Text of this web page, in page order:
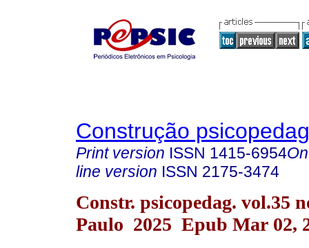
Construção
Print version ISSN 1415-6954
line version ISSN 2175-3474
Constr. psicopedag. vol.35
Paulo 2025 Epub Mar 02,